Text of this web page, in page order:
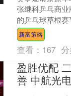
张继科乒乓商
的乒乓球草根
为了关注焦点。
科....
新富策略
查看： 167
盈胜优配
善 中航光